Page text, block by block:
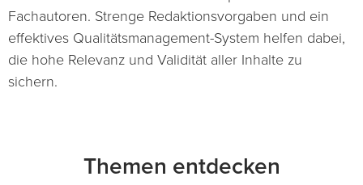
Fachautoren. Strenge Redaktionsvorgaben und ein
effektives Qualitätsmanagement-System helfen dabei,
die hohe Relevanz und Validität aller Inhalte zu
sichern.
Themen entdecken